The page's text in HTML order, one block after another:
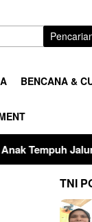
BENCANA &
Hukum Usai
TNI